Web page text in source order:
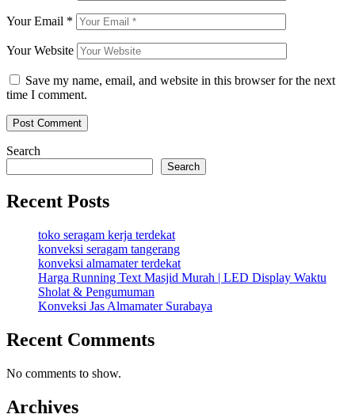
Your Email *
Your Website
Save my name, email, and website in this browser for the next
time I comment.
Search
Search
Recent Posts
toko seragam kerja terdekat
konveksi seragam tangerang
konveksi almamater terdekat
Harga Running Text Masjid Murah | LED Display Waktu
Sholat & Pengumuman
Konveksi Jas Almamater Surabaya
Recent Comments
No comments to show.
Archives